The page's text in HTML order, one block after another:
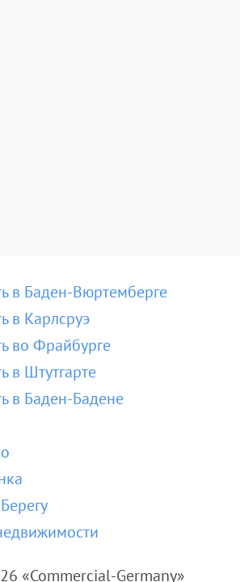
в Баден-Вюртемберге
в Карлсруэ
во Фрайбурге
в Штутгарте
в Баден-Бадене
«Commercial-Germany»